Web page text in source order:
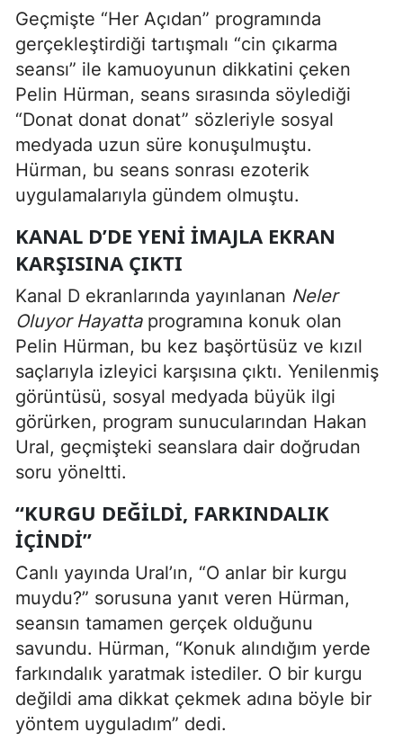
Geçmişte “Her Açıdan” programında
gerçekleştirdiği tartışmalı “cin çıkarma
seansı” ile kamuoyunun dikkatini çeken
Pelin Hürman, seans sırasında söylediği
“Donat donat donat” sözleriyle sosyal
medyada uzun süre konuşulmuştu.
Hürman, bu seans sonrası ezoterik
uygulamalarıyla gündem olmuştu.
KANAL D’DE YENI İMAJLA EKRAN
KARŞISINA ÇIKTI
Kanal D ekranlarında yayınlanan Neler
Oluyor Hayattaprogramına konuk olan
Pelin Hürman, bu kez başörtüsüz ve kızıl
saçlarıyla izleyici karşısına çıktı. Yenilenmiş
görüntüsü, sosyal medyada büyük ilgi
görürken, program sunucularından Hakan
Ural, geçmişteki seanslara dair doğrudan
soru yöneltti.
“KURGU DEĞILDI, FARKINDALIK
İÇINDI”
Canlı yayında Ural’ın, “O anlar bir kurgu
muydu?” sorusuna yanıt veren Hürman,
seansın tamamen gerçek olduğunu
savundu. Hürman, “Konuk alındığım yerde
farkındalık yaratmak istediler. O bir kurgu
değildi ama dikkat çekmek adına böyle bir
yöntem uyguladım” dedi.